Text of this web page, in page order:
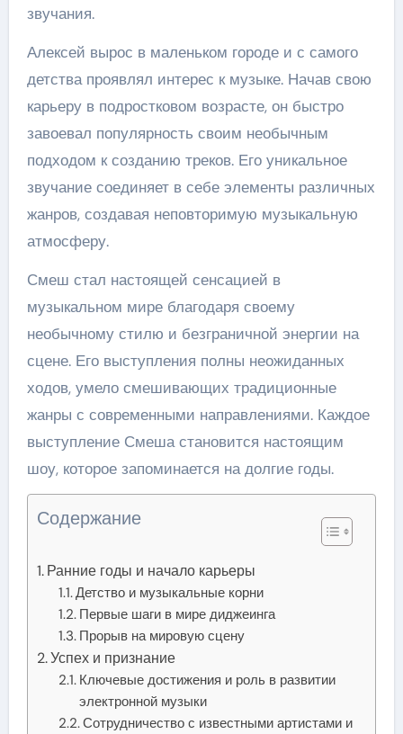
звучания.
Алексей вырос в маленьком городе и с самого
детства проявлял интерес к музыке. Начав свою
карьеру в подростковом возрасте, он быстро
завоевал популярность своим необычным
подходом к созданию треков. Его уникальное
звучание соединяет в себе элементы различных
жанров, создавая неповторимую музыкальную
атмосферу.
Смеш стал настоящей сенсацией в
музыкальном мире благодаря своему
необычному стилю и безграничной энергии на
сцене. Его выступления полны неожиданных
ходов, умело смешивающих традиционные
жанры с современными направлениями. Каждое
выступление Смеша становится настоящим
шоу, которое запоминается на долгие годы.
Содержание
Ранние годы и начало карьеры
Детство и музыкальные корни
Первые шаги в мире диджеинга
Прорыв на мировую сцену
Успех и признание
Ключевые достижения и роль в развитии
электронной музыки
Сотрудничество с известными артистами и